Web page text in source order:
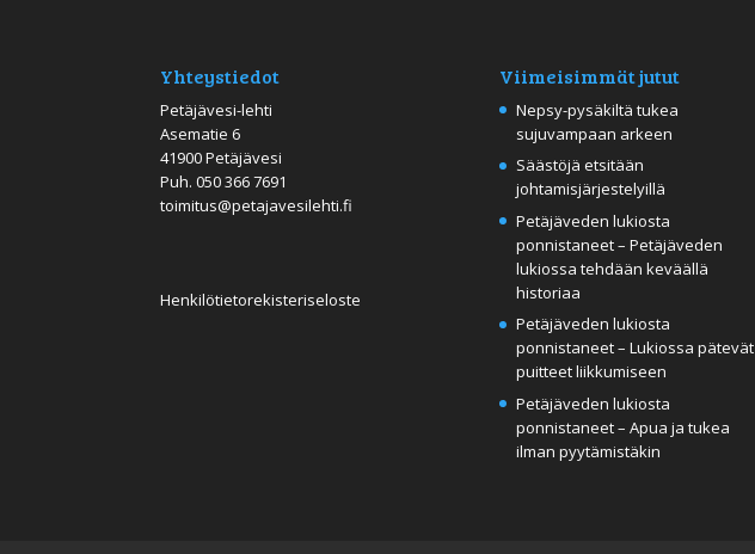
Yhteystiedot
Petäjävesi-lehti
Asematie 6
41900 Petäjävesi
Puh.050 366 7691
toimitus@petajavesilehti.fi
Henkilötietorekisteriseloste
Viimeisimmät jutut
Nepsy-pysäkiltä tukea
sujuvampaan arkeen
Säästöjä etsitään
johtamisjärjestelyillä
Petäjäveden lukiosta
ponnistaneet – Petäjäveden
lukiossa tehdään keväällä
historiaa
Petäjäveden lukiosta
ponnistaneet – Lukiossa pätevät
puitteet liikkumiseen
Petäjäveden lukiosta
ponnistaneet – Apua ja tukea
ilman pyytämistäkin